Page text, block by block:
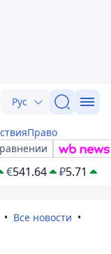
Рус
Право
€541.64 ₽5.71
Все новости